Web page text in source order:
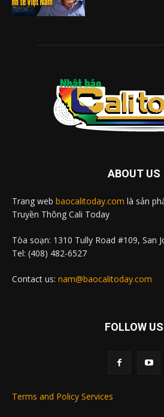
ABOUT US
Trang web baocalitoday.com là sản
Truyền Thông Cali Today
Tòa soạn: 1310 Tully Road #109, San
Tel: (408) 482-6527
Contact us: nam@baocalitoday.com
FOLLOW US
Terms and Policy Services